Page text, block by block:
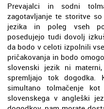
Prevajalci in sodni
zagotavljanje te storitve
jezika in poleg vseh
posedujejo tudi dovolj
da bodo v celoti izpolnili
pričakovanja in bodo
slovenski jezik ni
spremljajo tok
simultano tolmačenje
slovenskega v angleški